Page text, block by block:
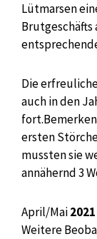
Lütmarsen
Die
auch in den
ersten
mussten sie
annähernd 3
April/Mai2021
Weitere